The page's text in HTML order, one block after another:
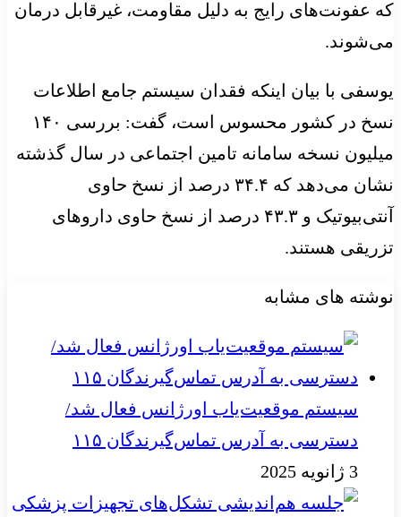
که عفونت‌های رایج به دلیل مقاومت، غیرقابل درمان
می‌شوند.
یوسفی با بیان اینکه فقدان سیستم جامع اطلاعات
نسخ در کشور محسوس است، گفت: بررسی ۱۴۰
میلیون نسخه سامانه تامین اجتماعی در سال گذشته
نشان می‌دهد که ۳۴.۴ درصد از نسخ حاوی
آنتی‌بیوتیک و ۴۳.۳ درصد از نسخ حاوی داروهای
تزریقی هستند.
نوشته های مشابه
سیستم موقعیت‌یاب اورژانس فعال شد/
دسترسی به آدرس تماس‌گیرندگان ۱۱۵
3 ژانویه 2025